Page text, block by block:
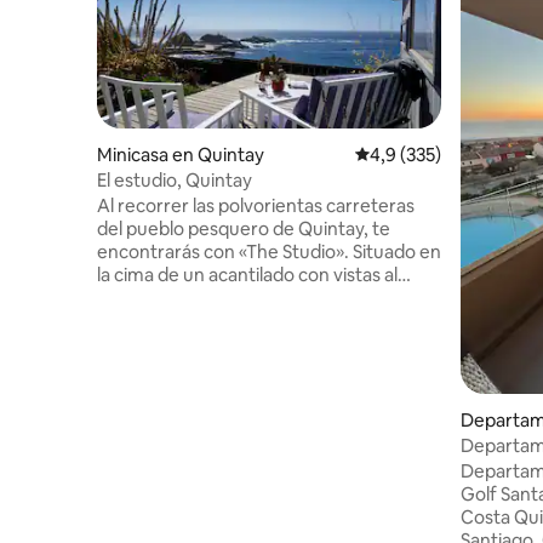
Minicasa en Quintay Calificación
4,9 (335)
El estudio, Quintay
Al recorrer las polvorientas carreteras
del pueblo pesquero de Quintay, te
encontrarás con «The Studio». Situado en
la cima de un acantilado con vistas al
Golf
Costa